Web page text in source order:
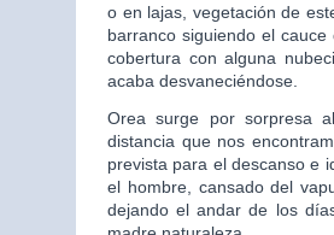
o en lajas, vegetación de
barranco siguiendo el
cobertura con alguna
acaba desvaneciéndose.
Orea surge por sorpresa
distancia que nos
prevista para el descanso e
el hombre, cansado del
dejando el andar de los